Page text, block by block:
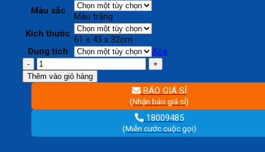
Màu sắc
Màu trắng
Kích thước
61 x 43 x 32cm
Dung tích
Xóa
Thùng
nhựa
có
lượng
Thêm vào giỏ hàng
BÁO GIÁ SỈ
(Nhận báo giá sỉ)
18009485
(Miễn cước cuộc gọi)